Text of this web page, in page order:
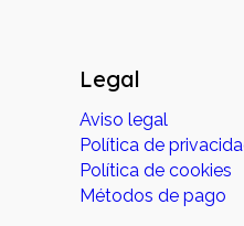
Legal
Aviso legal
Política de
Política de cookies
Métodos de pago